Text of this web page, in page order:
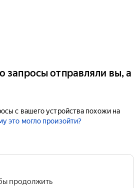
запросы отправляли вы, а
с вашего устройства похожи на
это могло произойти?
продолжить